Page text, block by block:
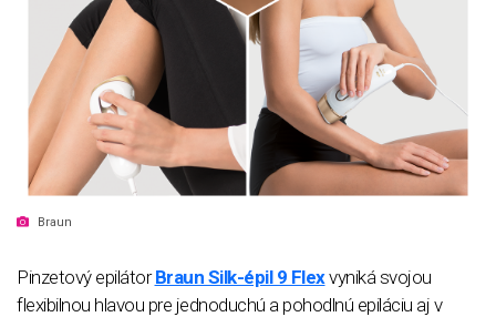
Braun
Pinzetový epilátorBraun Silk-épil 9 Flexvyniká svojou
flexibilnou hlavou pre jednoduchú a pohodlnú epiláciu aj v